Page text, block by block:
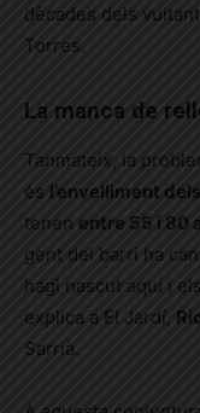
dècades dels
Torres.
La manca de
Tanmateix, la
és
l’envelliment
tenen entre 55 i 80
gent del barri ha
hagi nascut aquí i
explica a El Jardí,
Sarrià.